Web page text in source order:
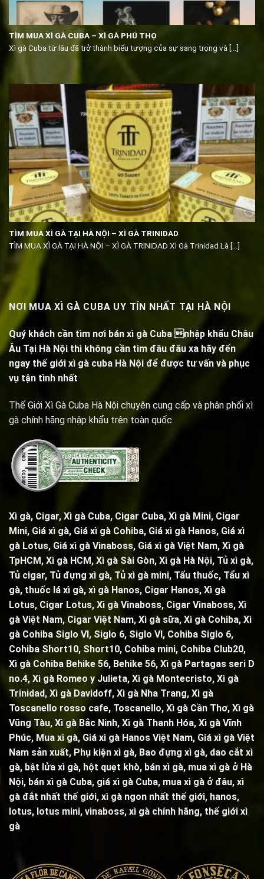
TÌM MUA XÌ GÀ CUBA – XÌ GÀ PHÚ THỌ
Xì gà Cuba từ lâu đã trở thành biểu tượng của sự sang trọng và [...]
TÌM MUA XÌ GÀ TẠI HÀ NỘI – XÌ GÀ TRINIDAD
TÌM MUA XÌ GÀ TẠI HÀ NỘI – XÌ GÀ TRINIDAD Xì Gà Trinidad Là [...]
NƠI MUA XÌ GÀ CUBA UY TÍN NHẤT TẠI HÀ NỘI
Quý khách cần tìm nơi bán xì gà Cuba nhập khẩu Châu
Âu Tại Hà Nội thì không cần tìm đâu đâu xa hãy đến
ngay thế giới xì gà cuba Hà Nội để được tư vấn và phục
vụ tận tình nhất
Thế Giới Xì Gà Cuba Hà Nội chuyên cung cấp và phân phối xì
gà chính hãng nhập khẩu trên toàn quốc.
Xì gà, Cigar, Xì gà Cuba, Cigar Cuba, Xì gà Mini, Cigar
Mini, Giá xì gà, Giá xì gà Cohiba, Giá xì gà Hanos, Giá xì
gà Lotus, Giá xì gà Vinaboss, Giá xì gà Việt Nam, Xì gà
TpHCM, Xì gà HCM, Xì gà Sài Gòn, Xì gà Hà Nội, Tủ xì gà,
Tủ cigar, Tủ đựng xì gà, Tủ xì gà mini, Tẩu thuốc, Tẩu xì
gà, thuốc lá xì gà, xì gà Hanos, Cigar Hanos, Xì gà
Lotus, Cigar Lotus, Xì gà Vinaboss, Cigar Vinaboss, Xì
gà Việt Nam, Cigar Việt Nam, Xì gà sữa, Xì gà Cohiba, Xì
gà Cohiba Siglo VI, Siglo 6, Siglo VI, Cohiba Siglo 6,
Cohiba Short10, Short10, Cohiba mini, Cohiba Club20,
Xì gà Cohiba Behike 56, Behike 56, Xì gà Partagas seri D
no.4, Xì gà Romeo y Julieta, Xì gà Montecristo, Xì gà
Trinidad, Xì gà Davidoff, Xì gà Nha Trang, Xì gà
Toscanello rosso cafe, Toscanello, Xì gà Cần Thơ, Xì gà
Vũng Tàu, Xì gà Bắc Ninh, Xì gà Thanh Hóa, Xì gà Vĩnh
Phúc, Mua xì gà, Giá xì gà Hanos Việt Nam, Giá xì gà Việt
Nam sản xuất, Phụ kiện xì gà, Bao đựng xì gà, dao cắt xì
gà, bật lửa xì gà, hột quẹt khò, bán xì gà, mua xì gà ở Hà
Nội, bán xì gà Cuba, giá xì gà Cuba, mua xì gà ở đâu, xì
gà đắt nhất thế giới, xì gà ngon nhất thế giới, hanos,
lotus, lotus mini, vinaboss, xì gà chính hãng, thế giới xì
gà